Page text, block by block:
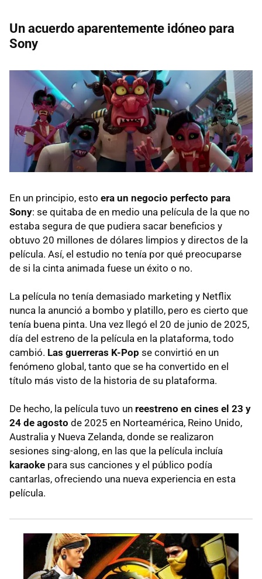
Un acuerdo aparentemente idóneo para
Sony
En un principio, esto era un negocio perfecto para
Sony: se quitaba de en medio una película de la que no
estaba segura de que pudiera sacar beneficios y
obtuvo 20 millones de dólares limpios y directos de la
película. Así, el estudio no tenía por qué preocuparse
de si la cinta animada fuese un éxito o no.
La película no tenía demasiado marketing y Netflix
nunca la anunció a bombo y platillo, pero es cierto que
tenía buena pinta. Una vez llegó el 20 de junio de 2025,
día del estreno de la película en la plataforma, todo
cambió. Las guerreras K-Pop se convirtió en un
fenómeno global, tanto que se ha convertido en el
título más visto de la historia de su plataforma.
De hecho, la película tuvo un reestreno en cines el 23 y
24 de agosto de 2025 en Norteamérica, Reino Unido,
Australia y Nueva Zelanda, donde se realizaron
sesiones sing-along, en las que la película incluía
karaoke para sus canciones y el público podía
cantarlas, ofreciendo una nueva experiencia en esta
película.